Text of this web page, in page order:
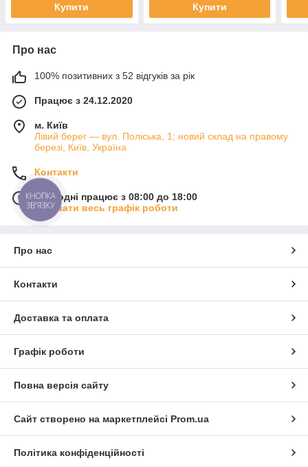
Купити Купити
Про нас
100% позитивних з 52 відгуків за рік
Працює з 24.12.2020
м. Київ
Лівий берег — вул. Поліська, 1; новий склад на правому
березі, Київ, Україна
Контакти
Сьогодні працює з 08:00 до 18:00
Показати весь графік роботи
Про нас
Контакти
Доставка та оплата
Графік роботи
Повна версія сайту
Сайт створено на маркетплейсі Prom.ua
Політика конфіденційності
КНОПКА
ЗВ'ЯЗКУ